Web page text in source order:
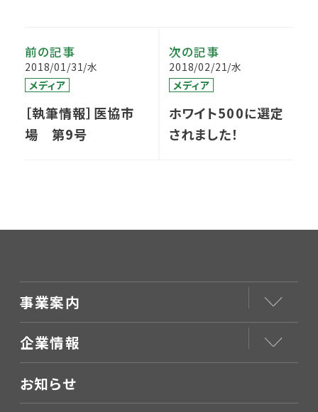
前の記事
2018/01/31/水
メディア
［執筆情報］医協市
場 第9号
次の記事
2018/02/21/水
メディア
ホワイト500に選定
されました！
事業案内
企業情報
お知らせ